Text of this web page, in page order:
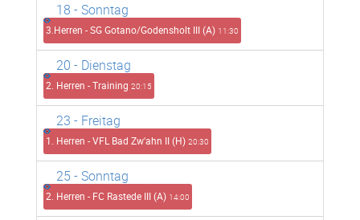
18 - Sonntag
3.Herren - SG Gotano/Godensholt III (A) 11:30
20 - Dienstag
2. Herren - Training 20:15
23 - Freitag
1. Herren - VFL Bad Zw'ahn II (H) 20:30
25 - Sonntag
2. Herren - FC Rastede III (A) 14:00